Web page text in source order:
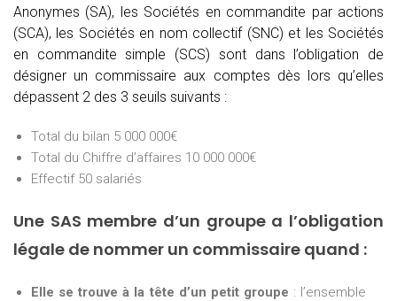
Anonymes (SA), les Sociétés en commandite par actions
(SCA), les Sociétés en nom collectif (SNC) et les Sociétés
en commandite simple (SCS) sont dans l’obligation de
désigner un commissaire aux comptes dès lors qu’elles
dépassent 2 des 3 seuils suivants :
Total du bilan 5 000 000€
Total du Chiffre d’affaires 10 000 000€
Effectif 50 salariés
Une SAS membre d’un groupe a l’obligation
légale de nommer un commissaire quand :
Elle se trouve à la tête d’un petit groupe : l’ensemble